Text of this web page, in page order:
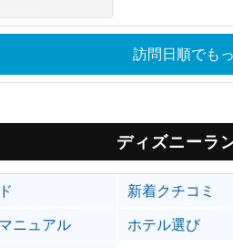
訪問日順でも
ディズニーラ
新着クチコミ
ニュアル
ホテル選び